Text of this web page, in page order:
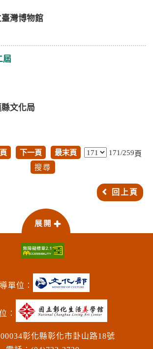
臺灣博物館
屆
文化局
下一頁 最末頁 171/259頁
回上頁
單位︰
︰
彰化縣彰化市卦山路18號